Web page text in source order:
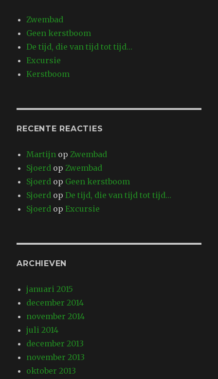
Zwembad
Geen kerstboom
De tijd, die van tijd tot tijd…
Excursie
Kerstboom
RECENTE REACTIES
Martijn opZwembad
Sjoerd opZwembad
Sjoerd op Geen kerstboom
Sjoerd opDe tijd, die van tijd tot tijd…
Sjoerd opExcursie
ARCHIEVEN
januari 2015
december 2014
november 2014
juli 2014
december 2013
november 2013
oktober 2013